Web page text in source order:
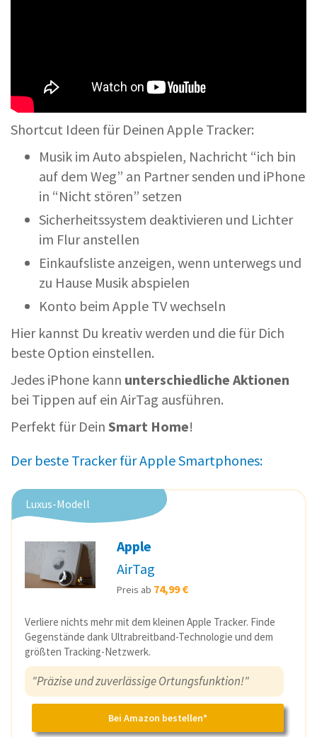
Shortcut Ideen für Deinen Apple Tracker:
Musik im Auto abspielen, Nachricht “ich bin
auf dem Weg” an Partner senden und iPhone
in “Nicht stören” setzen
Sicherheitssystem deaktivieren und Lichter
im Flur anstellen
Einkaufsliste anzeigen, wenn unterwegs und
zu Hause Musik abspielen
Konto beim Apple TV wechseln
Hier kannst Du kreativ werden und die für Dich
beste Option einstellen.
Jedes iPhone kann unterschiedliche Aktionen
bei Tippen auf ein AirTag ausführen.
Perfekt für Dein Smart Home!
Der beste Tracker für Apple Smartphones:
Luxus-Modell
Apple
AirTag
Preis ab 74,99 €
Verliere nichts mehr mit dem kleinen Apple Tracker. Finde
Gegenstände dank Ultrabreitband-Technologie und dem
größten Tracking-Netzwerk.
"Präzise und zuverlässige Ortungsfunktion!"
Bei Amazon bestellen*